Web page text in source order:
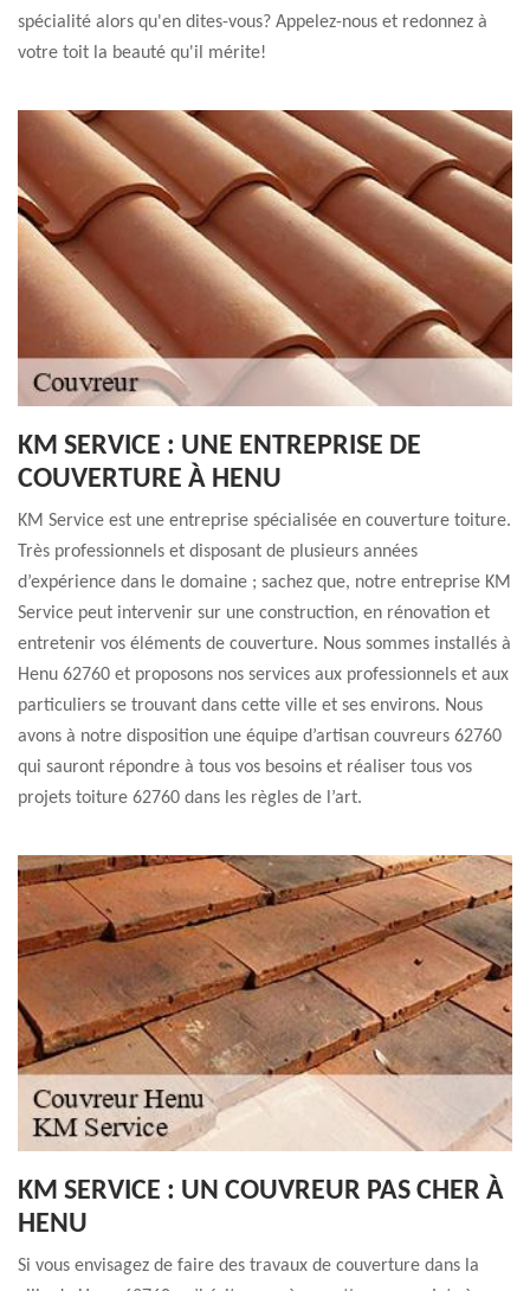
spécialité alors qu'en dites-vous? Appelez-nous et redonnez à
votre toit la beauté qu'il mérite!
KM SERVICE : UNE ENTREPRISE DE
COUVERTURE À HENU
KM Service est une entreprise spécialisée en couverture toiture.
Très professionnels et disposant de plusieurs années
d’expérience dans le domaine ; sachez que, notre entreprise KM
Service peut intervenir sur une construction, en rénovation et
entretenir vos éléments de couverture. Nous sommes installés à
Henu 62760 et proposons nos services aux professionnels et aux
particuliers se trouvant dans cette ville et ses environs. Nous
avons à notre disposition une équipe d’artisan couvreurs 62760
qui sauront répondre à tous vos besoins et réaliser tous vos
projets toiture 62760 dans les règles de l’art.
KM SERVICE : UN COUVREUR PAS CHER À
HENU
Si vous envisagez de faire des travaux de couverture dans la